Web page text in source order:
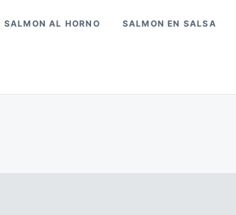
SALMON AL HORNO SALMON EN SALSA